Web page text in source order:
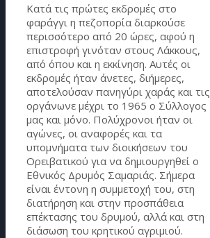
Κατά τις πρώτες εκδρομές στο
φαράγγι η πεζοπορία διαρκούσε
περισσότερο από 20 ώρες, αφού η
επιστροφή γινόταν στους Λάκκους,
από όπου και η εκκίνηση. Αυτές οι
εκδρομές ήταν άνετες, διήμερες,
αποτελούσαν πανηγύρι χαράς και τις
οργάνωνε μέχρι το 1965 o Σύλλογος
μας και μόνο. Πολύχρονοι ήταν οι
αγώνες, οι αναφορές και τα
υπομνήματα των διοικήσεων του
Ορειβατικού για να δημιουργηθεί ο
Εθνικός Δρυμός Σαμαριάς. Σήμερα
είναι έντονη η συμμετοχή του, στη
διατήρηση και στην προσπάθεια
επέκτασης του δρυμού, αλλά και στη
διάσωση του κρητικού αγριμιού.